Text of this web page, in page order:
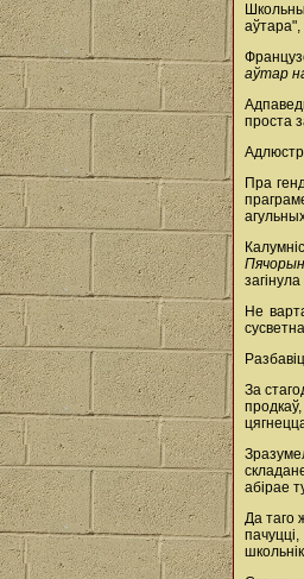
аўтара",
аўтар
проста
Пра
Не
За
абірае
Да таго